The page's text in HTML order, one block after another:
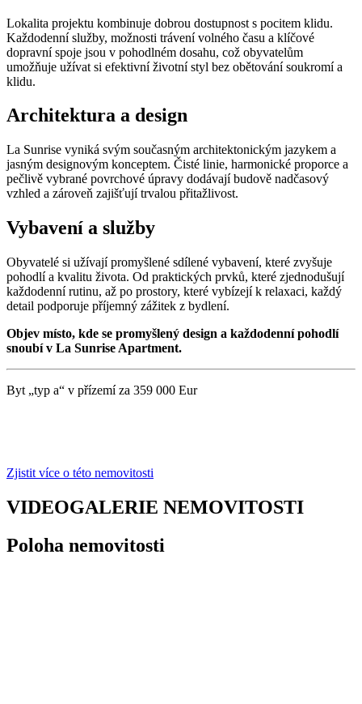
Lokalita projektu kombinuje dobrou dostupnost s pocitem klidu.
Každodenní služby, možnosti trávení volného času a klíčové
dopravní spoje jsou v pohodlném dosahu, což obyvatelům
umožňuje užívat si efektivní životní styl bez obětování soukromí a
klidu.
Architektura a design
La Sunrise vyniká svým současným architektonickým jazykem a
jasným designovým konceptem. Čisté linie, harmonické proporce a
pečlivě vybrané povrchové úpravy dodávají budově nadčasový
vzhled a zároveň zajišťují trvalou přitažlivost.
Vybavení a služby
Obyvatelé si užívají promyšlené sdílené vybavení, které zvyšuje
pohodlí a kvalitu života. Od praktických prvků, které zjednodušují
každodenní rutinu, až po prostory, které vybízejí k relaxaci, každý
detail podporuje příjemný zážitek z bydlení.
Objev místo, kde se promyšlený design a každodenní pohodlí
snoubí v La Sunrise Apartment.
Byt „typ a“ v přízemí za 359 000 Eur
Zjistit více o této nemovitosti
VIDEOGALERIE NEMOVITOSTI
Poloha nemovitosti